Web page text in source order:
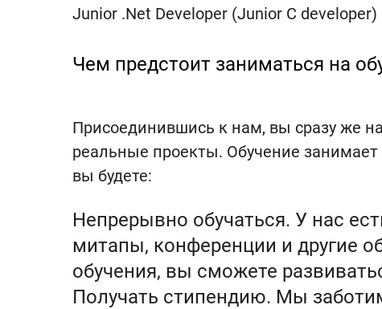
Junior .Net Developer (Junior C
Чем предстоит заниматься на
Присоединившись к нам, вы сразу же
реальные проекты. Обучение
вы будете:
Непрерывно обучаться. У нас
митапы, конференции и другие
обучения, вы сможете
Получать стипендию. Мы